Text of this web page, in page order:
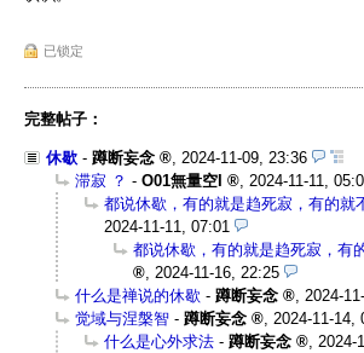
已锁定
完整帖子：
休歇 - 蹲断妄念 , 2024-11-09, 23:36
滞寂 ？ - O01無量空I , 2024-11-11,
都说休歇，有的就是趋死寂，有的就
2024-11-11, 07:01
都说休歇，有的就是趋死寂，有
, 2024-11-16, 22:25
什么是禅说的休歇 - 蹲断妄念 , 2024-
觉域与涅槃智 - 蹲断妄念 , 2024-11-14,
什么是心外求法 - 蹲断妄念 , 2024-